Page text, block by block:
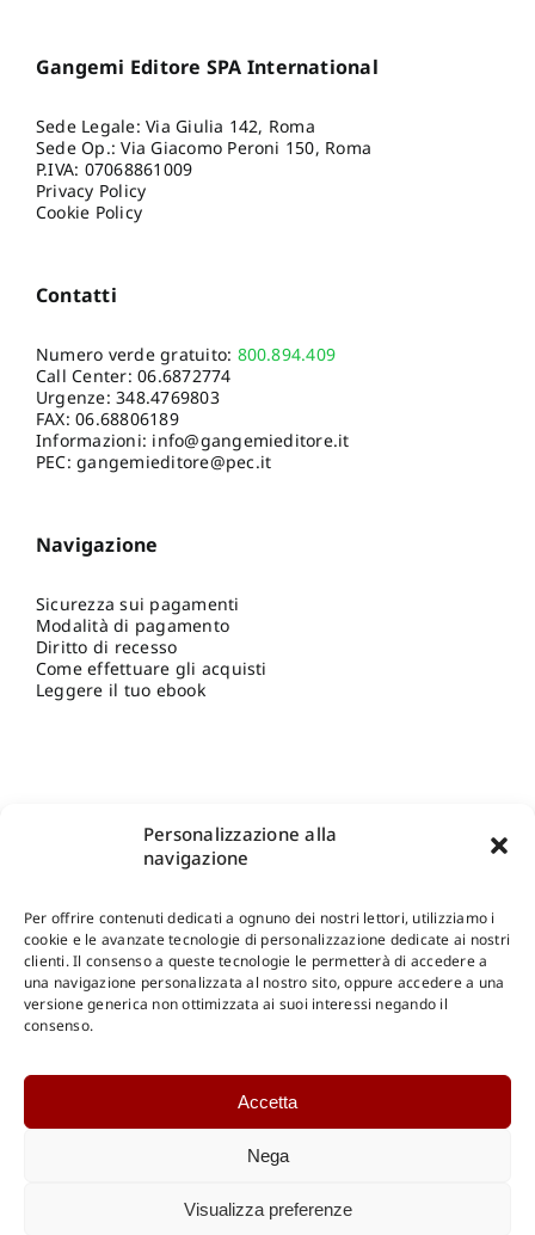
Personalizzazione alla
navigazione
Per offrire contenuti dedicati a ognuno dei nostri lettori, utilizziamo i
cookie e le avanzate tecnologie di personalizzazione dedicate ai nostri
clienti. Il consenso a queste tecnologie le permetterà di accedere a
una navigazione personalizzata al nostro sito, oppure accedere a una
versione generica non ottimizzata ai suoi interessi negando il
consenso.
Accetta
Nega
Visualizza preferenze
Gangemi Editore SPA International
Sede Legale: Via Giulia 142, Roma
Sede Op.: Via Giacomo Peroni 150, Roma
P.IVA: 07068861009
Privacy Policy
Cookie Policy
Contatti
Numero verde gratuito: 800.894.409
Call Center:06.6872774
Urgenze:348.4769803
FAX: 06.68806189
Informazioni: info@gangemieditore.it
PEC: gangemieditore@pec.it
Navigazione
Sicurezza sui pagamenti
Modalità di pagamento
Diritto di recesso
Come effettuare gli acquisti
Leggere il tuo ebook
Shop Gangemi Editore-Pagamenti Sicuri e anche Rateali
Catalogo Online
Catalogo Internazionale
DOWNLOAD
Catalogo Internazionale